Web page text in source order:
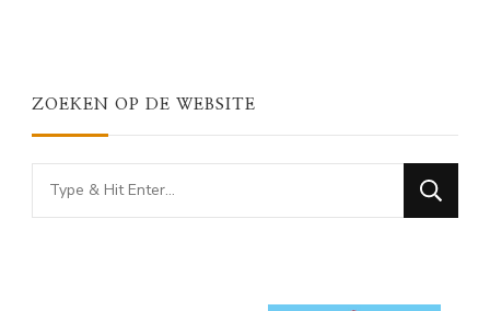
ZOEKEN OP DE WEBSITE
Looking
for